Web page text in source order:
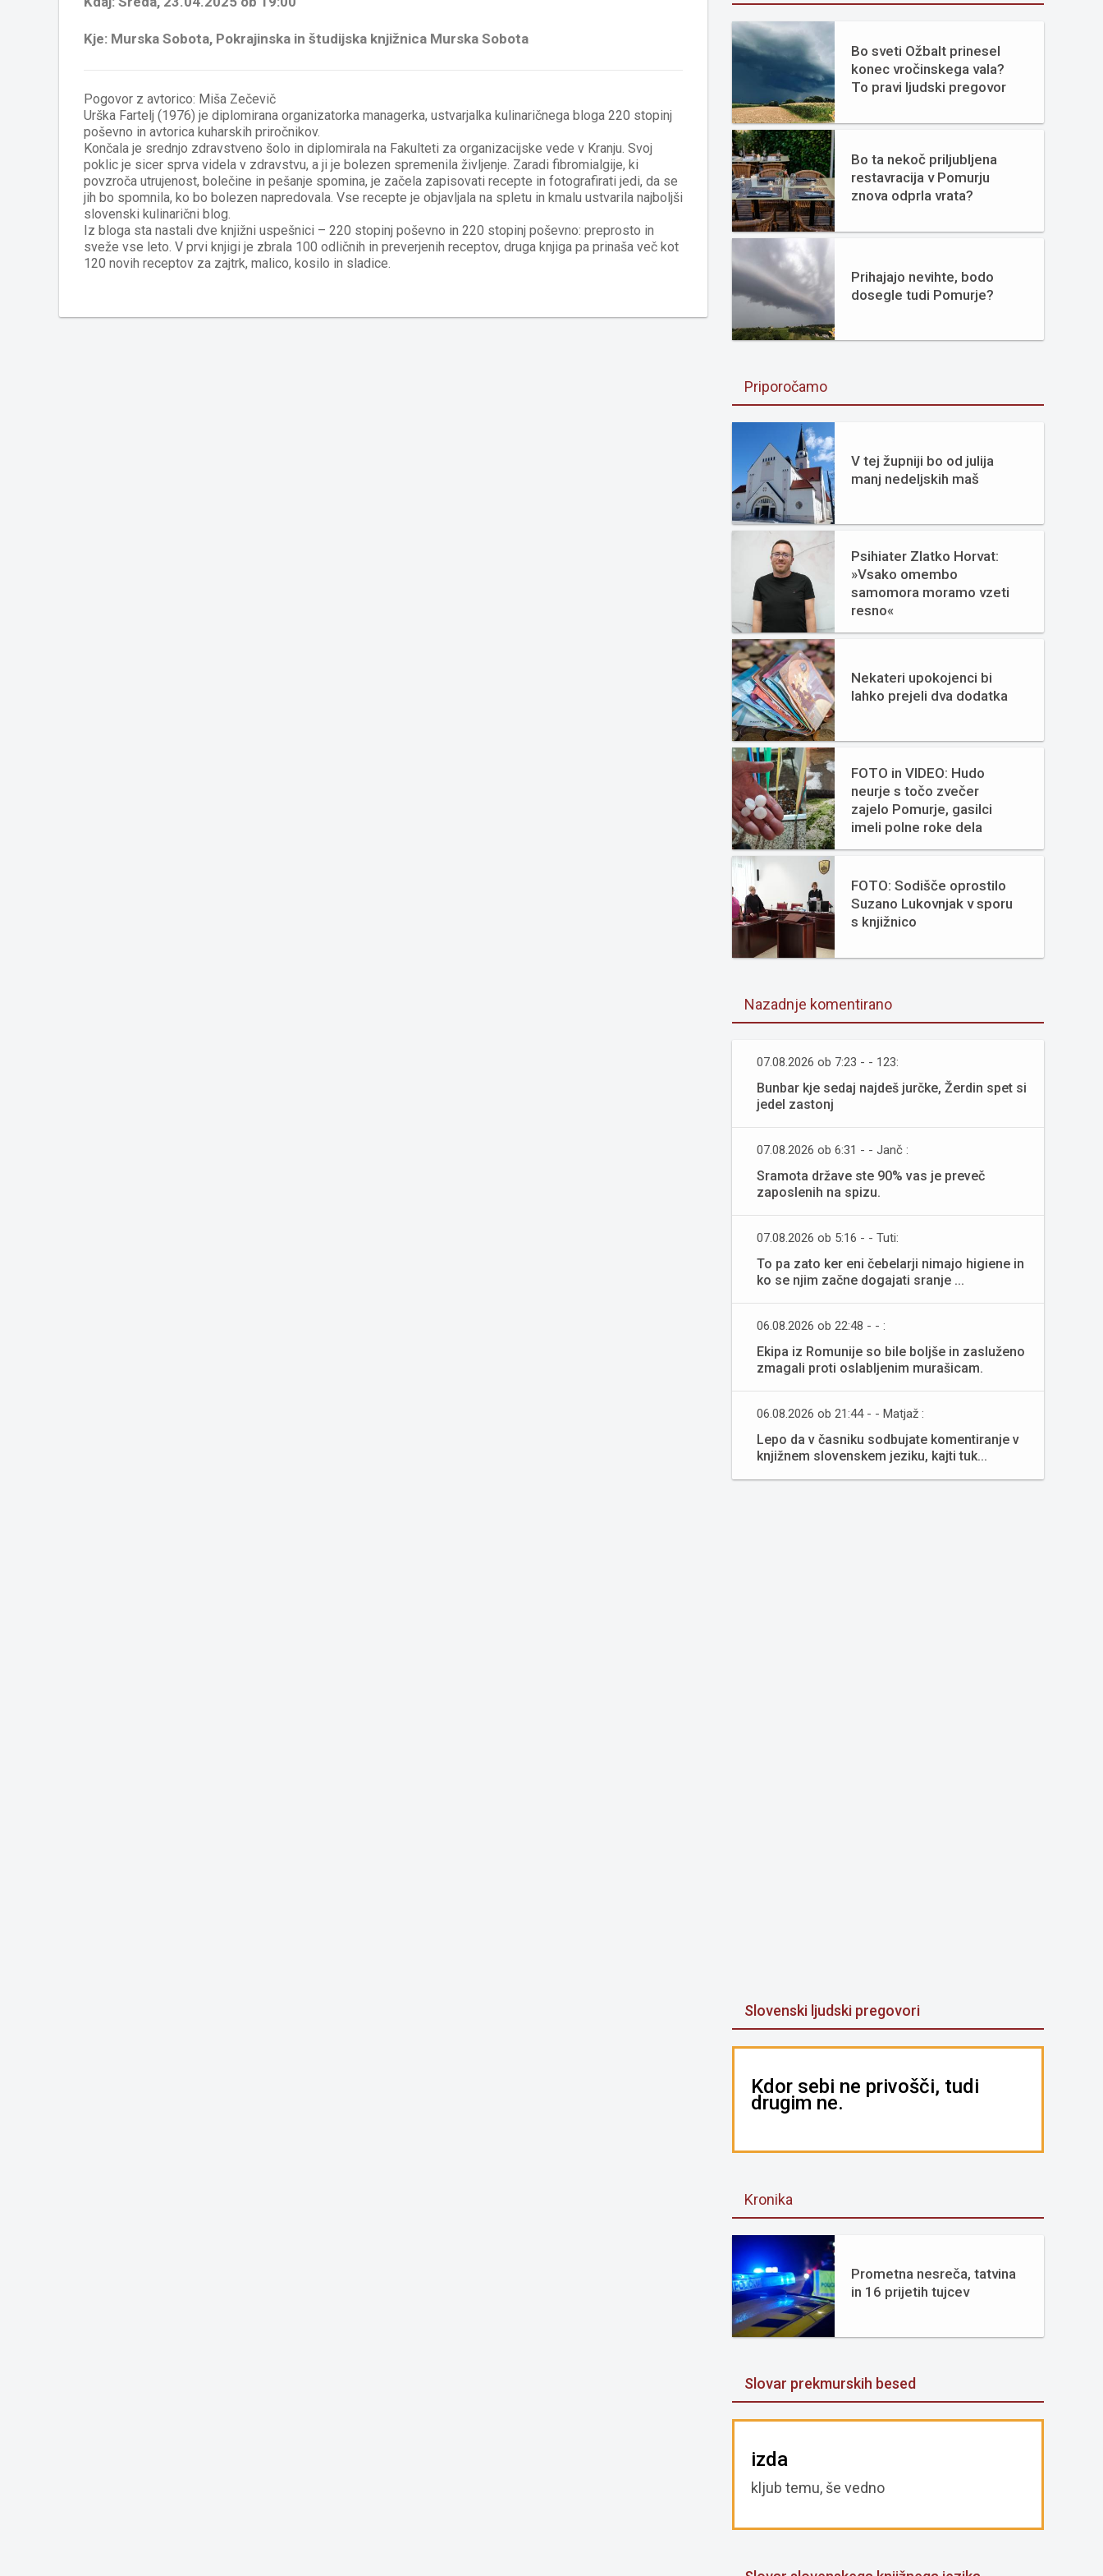
Kje: Murska Sobota, Pokrajinska in študijska knjižnica Murska Sobota
Pogovor z avtorico: Miša Zečevič
Urška Fartelj (1976) je diplomirana organizatorka managerka, ustvarjalka kulinaričnega bloga 220 stopinj
poševno in avtorica kuharskih priročnikov.
Končala je srednjo zdravstveno šolo in diplomirala na Fakulteti za organizacijske vede v Kranju. Svoj
poklic je sicer sprva videla v zdravstvu, a ji je bolezen spremenila življenje. Zaradi fibromialgije, ki
povzroča utrujenost, bolečine in pešanje spomina, je začela zapisovati recepte in fotografirati jedi, da se
jih bo spomnila, ko bo bolezen napredovala. Vse recepte je objavljala na spletu in kmalu ustvarila najboljši
slovenski kulinarični blog.
Iz bloga sta nastali dve knjižni uspešnici – 220 stopinj poševno in 220 stopinj poševno: preprosto in
sveže vse leto. V prvi knjigi je zbrala 100 odličnih in preverjenih receptov, druga knjiga pa prinaša več kot
120 novih receptov za zajtrk, malico, kosilo in sladice.
Bo sveti Ožbalt prinesel
konec vročinskega vala?
To pravi ljudski pregovor
Bo ta nekoč priljubljena
restavracija v Pomurju
znova odprla vrata?
Prihajajo nevihte, bodo
dosegle tudi Pomurje?
Priporočamo
V tej župniji bo od julija
manj nedeljskih maš
Psihiater Zlatko Horvat:
»Vsako omembo
samomora moramo vzeti
resno«
Nekateri upokojenci bi
lahko prejeli dva dodatka
FOTO in VIDEO: Hudo
neurje s točo zvečer
zajelo Pomurje, gasilci
imeli polne roke dela
FOTO: Sodišče oprostilo
Suzano Lukovnjak v sporu
s knjižnico
Nazadnje komentirano
07.08.2026 ob 7:23 - - 123:
Bunbar kje sedaj najdeš jurčke, Žerdin spet si
jedel zastonj
07.08.2026 ob 6:31 - - Janč :
Sramota države ste 90% vas je preveč
zaposlenih na spizu.
07.08.2026 ob 5:16 - - Tuti:
To pa zato ker eni čebelarji nimajo higiene in
ko se njim začne dogajati sranje ...
06.08.2026 ob 22:48 - - :
Ekipa iz Romunije so bile boljše in zasluženo
zmagali proti oslabljenim murašicam.
06.08.2026 ob 21:44 - - Matjaž :
Lepo da v časniku sodbujate komentiranje v
knjižnem slovenskem jeziku, kajti tuk...
Slovenski ljudski pregovori
Kdor sebi ne privošči, tudi
drugim ne.
Kronika
Prometna nesreča, tatvina
in 16 prijetih tujcev
Slovar prekmurskih besed
izda
kljub temu, še vedno